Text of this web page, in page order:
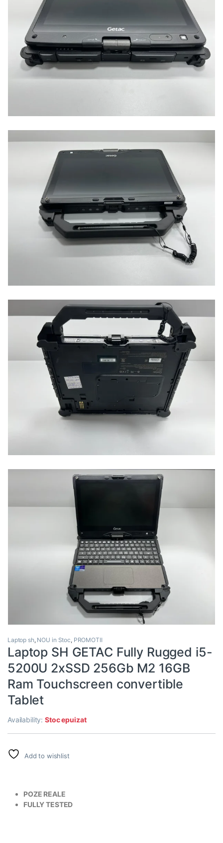
Laptop sh, NOU in Stoc, PROMOTII
Laptop SH GETAC Fully Rugged i5-
5200U 2xSSD 256Gb M2 16GB
Ram Touchscreen convertible
Tablet
Availability:Stoc epuizat
Add to wishlist
POZE REALE
FULLY TESTED